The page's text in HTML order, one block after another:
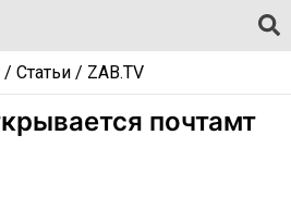
/ Статьи/ ZAB.TV
почтамт